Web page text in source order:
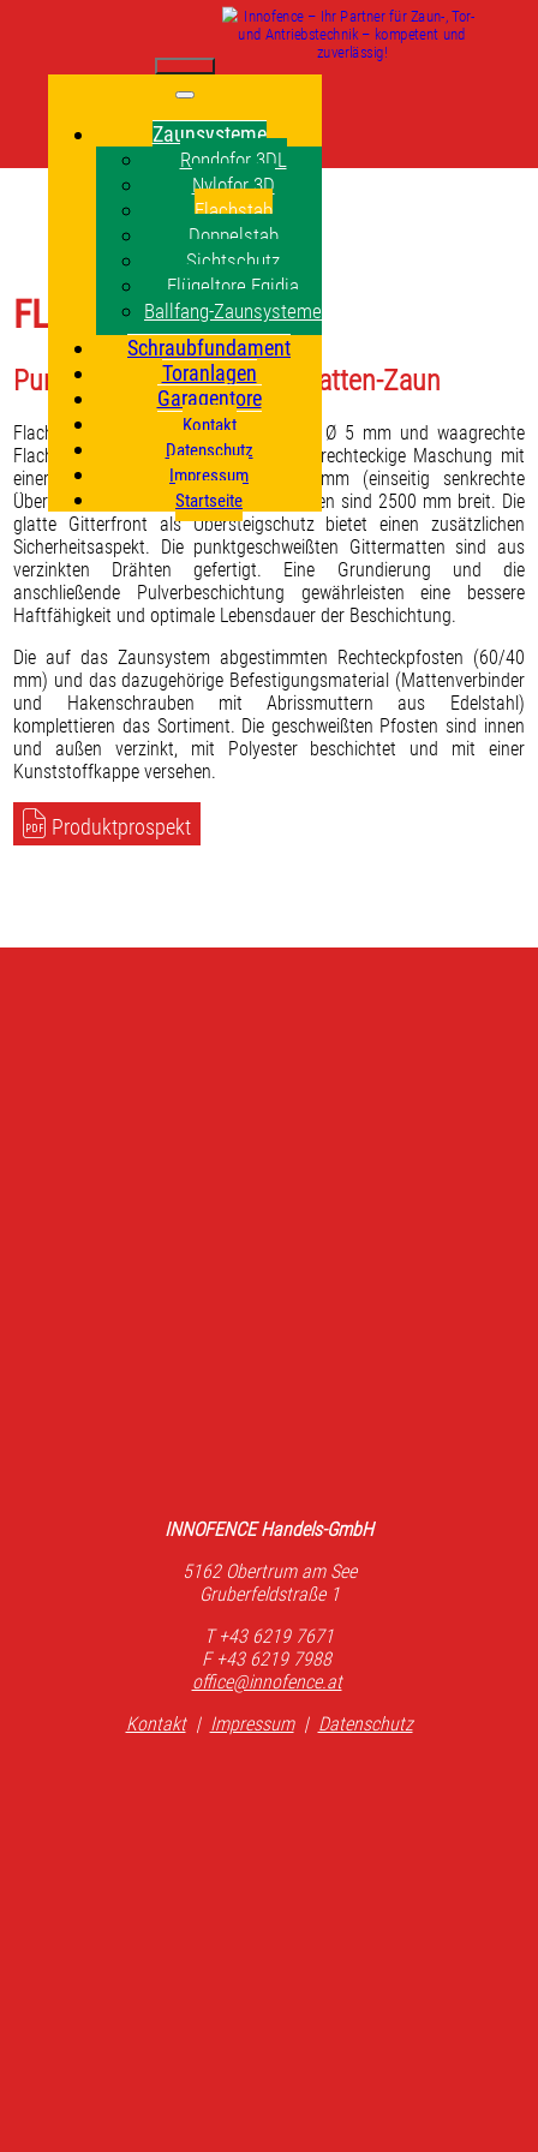
Zaunsysteme
Rondofor 3DL
Nylofor 3D
Flachstab
Doppelstab
Sichtschutz
Flügeltore Egidia
Ballfang-Zaunsysteme
Schraubfundament
Toranlagen
Garagentore
Kontakt
Datenschutz
Impressum
Startseite
FLACHSTAB
Punktgeschweißter Gittermatten-Zaun
Flachstab – senkrechte Rundeisen mit Ø 5 mm und waagrechte
Flacheisen mit 15 x 6 mm – hat eine rechteckige Maschung mit
einer Maschenweite von 50 x 200 mm (einseitig senkrechte
Überstände von 30 mm). Die Gittermatten sind 2500 mm breit. Die
glatte Gitterfront als Übersteigschutz bietet einen zusätzlichen
Sicherheitsaspekt. Die punktgeschweißten Gittermatten sind aus
verzinkten Drähten gefertigt. Eine Grundierung und die
anschließende Pulverbeschichtung gewährleisten eine bessere
Haftfähigkeit und optimale Lebensdauer der Beschichtung.
Die auf das Zaunsystem abgestimmten Rechteckpfosten (60/40
mm) und das dazugehörige Befestigungsmaterial (Mattenverbinder
und Hakenschrauben mit Abrissmuttern aus Edelstahl)
komplettieren das Sortiment. Die geschweißten Pfosten sind innen
und außen verzinkt, mit Polyester beschichtet und mit einer
Kunststoffkappe versehen.
Produktprospekt
INNOFENCE Handels-GmbH
5162 Obertrum am See
Gruberfeldstraße 1
T +43 6219 7671
F +43 6219 7988
office@innofence.at
Kontakt | Impressum | Datenschutz